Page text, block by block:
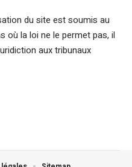
du site est soumis au
où la loi ne le permet pas, il
aux tribunaux